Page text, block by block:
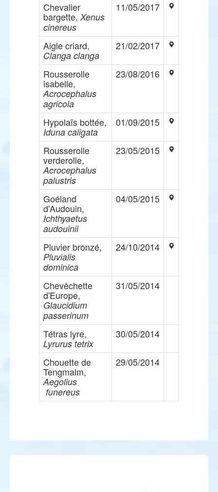
Chevalier
bargette, Xenus
cinereus
11/05/2017
Aigle criard,
Clanga clanga
21/02/2017
Rousserolle
isabelle,
Acrocephalus
agricola
23/08/2016
Hypolaïs bottée,
Iduna caligata
01/09/2015
Rousserolle
verderolle,
Acrocephalus
palustris
23/05/2015
Goéland
d'Audouin,
Ichthyaetus
audouinii
04/05/2015
Pluvier bronzé,
Pluvialis
dominica
24/10/2014
Chevêchette
d'Europe,
Glaucidium
passerinum
31/05/2014
Tétras lyre,
Lyrurus tetrix
30/05/2014
Chouette de
Tengmalm,
Aegolius
funereus
29/05/2014